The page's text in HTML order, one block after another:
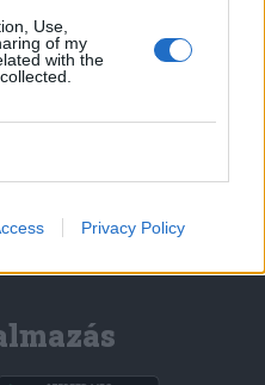
Use,
of my
with the
Privacy Policy